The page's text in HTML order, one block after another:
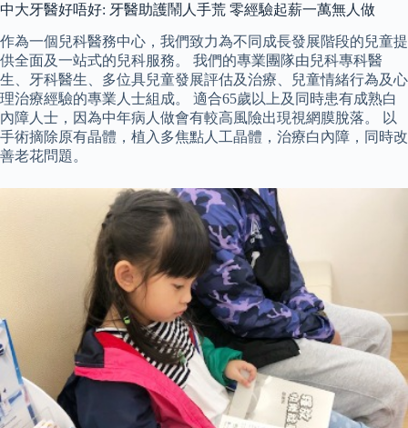
中大牙醫好唔好: 牙醫助護鬧人手荒 零經驗起薪一萬無人做
作為一個兒科醫務中心，我們致力為不同成長發展階段的兒童提
供全面及一站式的兒科服務。 我們的專業團隊由兒科專科醫
生、牙科醫生、多位具兒童發展評估及治療、兒童情緒行為及心
理治療經驗的專業人士組成。 適合65歲以上及同時患有成熟白
內障人士，因為中年病人做會有較高風險出現視網膜脫落。 以
手術摘除原有晶體，植入多焦點人工晶體，治療白內障，同時改
善老花問題。